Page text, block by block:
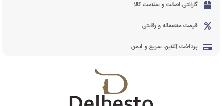
گارانتی اصالت و سلامت کالا
قیمت منصفانه و رقابتی
پرداخت آنلاین، سریع و ایمن